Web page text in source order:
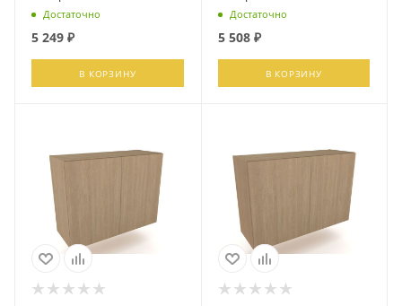
Достаточно
5 249 ₽
В КОРЗИНУ
Достаточно
5 508₽
В КОРЗИНУ